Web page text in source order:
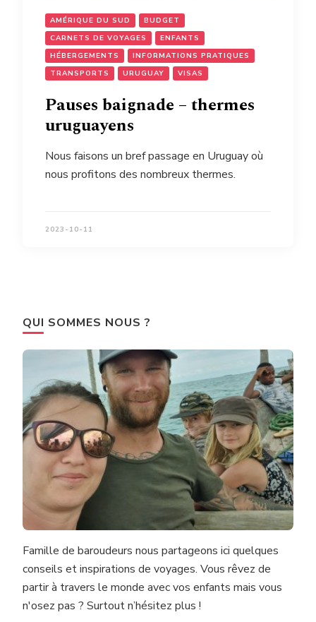
AMÉRIQUE DU SUD
BUDGET
CARNETS DE VOYAGES
ENFANTS
HÉBERGEMENTS
INFORMATIONS PRATIQUES
TRANSPORTS
URUGUAY VISAS
Pauses baignade – thermes
uruguayens
Nous faisons un bref passage en Uruguay où
nous profitons des nombreux thermes.
2023-10-11
QUI SOMMES NOUS ?
Famille de baroudeurs nous partageons ici quelques
conseils et inspirations de voyages. Vous rêvez de
partir à travers le monde avec vos enfants mais vous
n'osez pas ? Surtout n’hésitez plus !